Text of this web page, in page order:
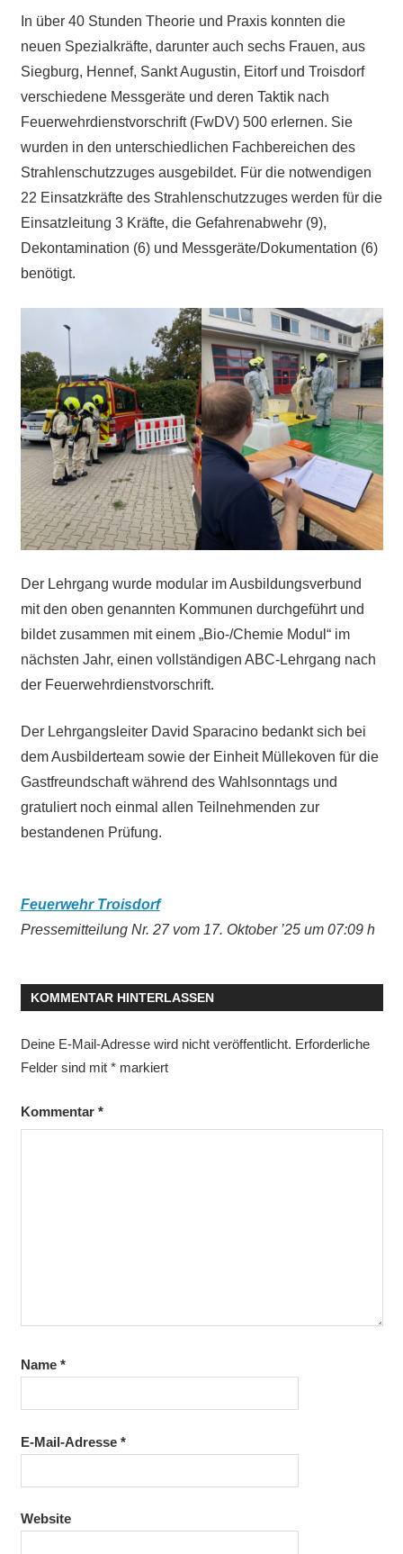
In über 40 Stunden Theorie und Praxis konnten die
neuen Spezialkräfte, darunter auch sechs Frauen, aus
Siegburg, Hennef, Sankt Augustin, Eitorf und Troisdorf
verschiedene Messgeräte und deren Taktik nach
Feuerwehrdienstvorschrift (FwDV) 500 erlernen. Sie
wurden in den unterschiedlichen Fachbereichen des
Strahlenschutzzuges ausgebildet. Für die notwendigen
22 Einsatzkräfte des Strahlenschutzzuges werden für die
Einsatzleitung 3 Kräfte, die Gefahrenabwehr (9),
Dekontamination (6) und Messgeräte/Dokumentation (6)
benötigt.
Der Lehrgang wurde modular im Ausbildungsverbund
mit den oben genannten Kommunen durchgeführt und
bildet zusammen mit einem „Bio-/Chemie Modul“ im
nächsten Jahr, einen vollständigen ABC-Lehrgang nach
der Feuerwehrdienstvorschrift.
Der Lehrgangsleiter David Sparacino bedankt sich bei
dem Ausbilderteam sowie der Einheit Müllekoven für die
Gastfreundschaft während des Wahlsonntags und
gratuliert noch einmal allen Teilnehmenden zur
bestandenen Prüfung.
Feuerwehr Troisdorf
Pressemitteilung Nr. 27 vom 17. Oktober ’25 um 07:09 h
KOMMENTAR HINTERLASSEN
Deine E-Mail-Adresse wird nicht veröffentlicht. Erforderliche
Felder sind mit *markiert
Kommentar *
Name *
E-Mail-Adresse *
Website